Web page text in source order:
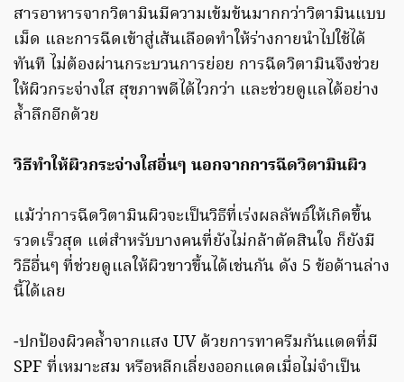
สารอาหารจากวิตามินมีความเข้มข้นมากกว่าวิตามินแบบ
เม็ด และการฉีดเข้าสู่เส้นเลือดทำให้ร่างกายนำไปใช้ได้
ทันที ไม่ต้องผ่านกระบวนการย่อย การฉีดวิตามินจึงช่วย
ให้ผิวกระจ่างใส สุขภาพดีได้ไวกว่า และช่วยดูแลได้อย่าง
ล้ำลึกอีกด้วย
วิธีทำให้ผิวกระจ่างใสอื่นๆ นอกจากการฉีดวิตามินผิว
แม้ว่าการฉีดวิตามินผิวจะเป็นวิธีที่เร่งผลลัพธ์ให้เกิดขึ้น
รวดเร็วสุด แต่สำหรับบางคนที่ยังไม่กล้าตัดสินใจ ก็ยังมี
วิธีอื่นๆ ที่ช่วยดูแลให้ผิวขาวขึ้นได้เช่นกัน ดัง 5 ข้อด้านล่าง
นี้ได้เลย
-ปกป้องผิวคล้ำจากแสง UV ด้วยการทาครีมกันแดดที่มี
SPF ที่เหมาะสม หรือหลีกเลี่ยงออกแดดเมื่อไม่จำเป็น